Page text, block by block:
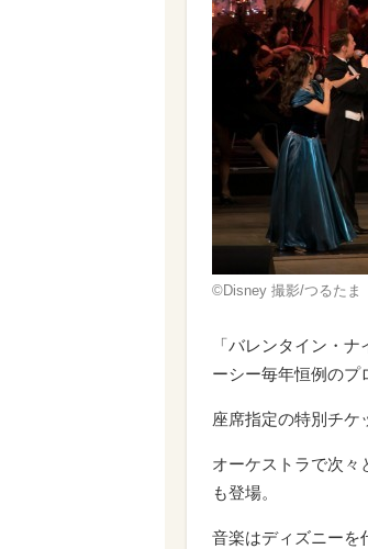
©Disney 撮影/つるたま
「バレンタイン・
ーシー毎年恒例のプ
座席指定の特別チケ
オーケストラで次々
も登場。
音楽はディズニーを